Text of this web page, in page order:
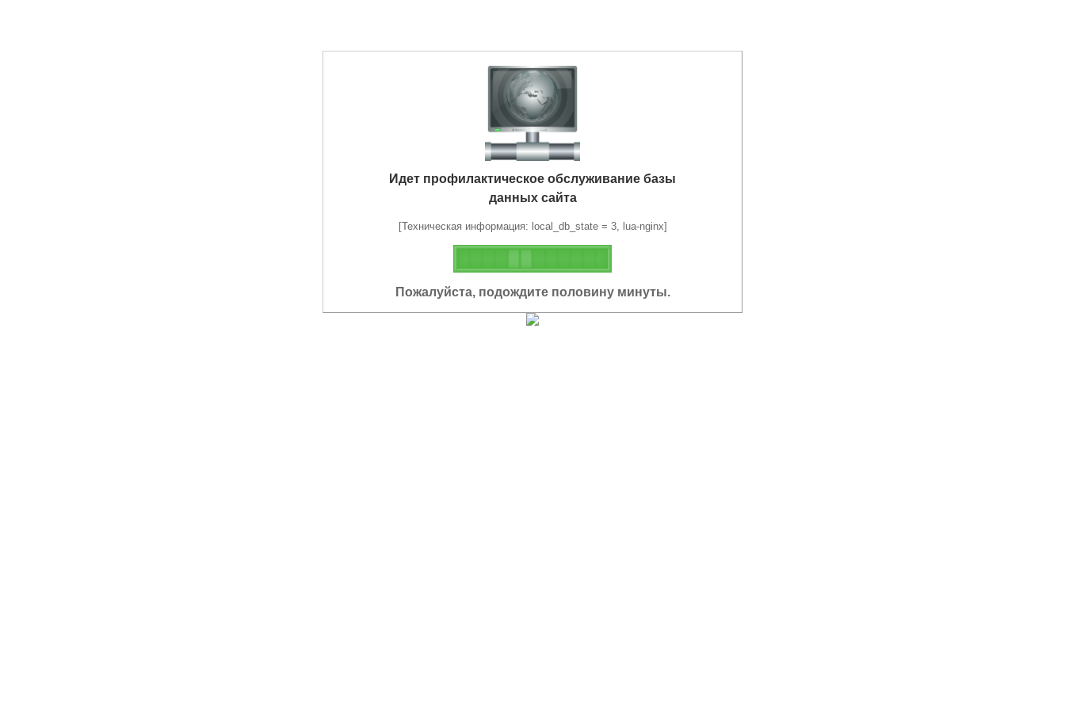
Идет профилактическое обслуживание базы
данных сайта
[Техническая информация: local_db_state = 3, lua-nginx]
Пожалуйста, подождите половину минуты.